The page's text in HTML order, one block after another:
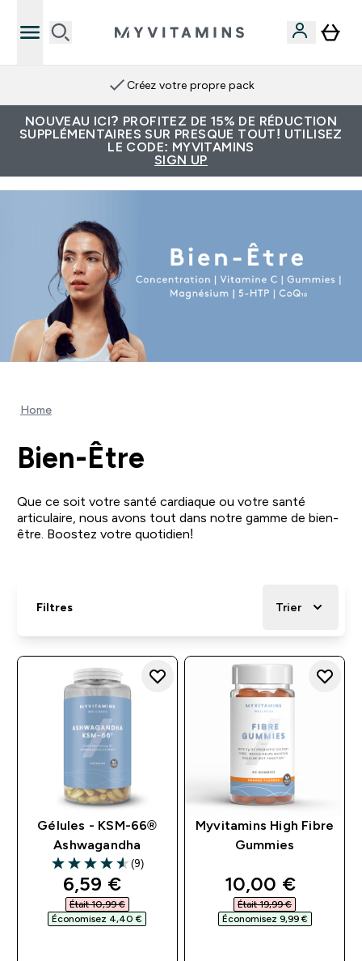
Créez votre propre pack
NOUVEAU ICI? PROFITEZ DE 15% DE RÉDUCTION
SUPPLÉMENTAIRES SUR PRESQUE TOUT! UTILISEZ
LE CODE: MYVITAMINS
SIGN UP
Home
Bien-Être
Que ce soit votre santé cardiaque ou votre santé
articulaire, nous avons tout dans notre gamme de bien-
être. Boostez votre quotidien!
Filtres Trier
Gélules - KSM-66®
Ashwagandha
4.56 out of 5 stars
(9)
discounted price
6,59 €‎
Était 10,99 €‎
Économisez 4,40 €‎
Myvitamins High Fibre
Gummies
discounted
10,00 €‎
Était 19,99 €‎
Économisez 9,99 €‎